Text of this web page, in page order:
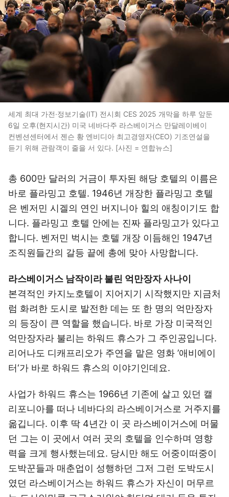
세계 최대 가전·정보기술(IT) 전시회 CES 2025 개막을 하루 앞둔
6일 오후(현지시간) 미국 네바다주 라스베이거스 만달레이베이
컨벤션센터에서 젠슨 황 엔비디아 최고경영자(CEO) 기조연설을
듣기 위해 관람객이 줄을 서 있다. [사진 = 연합뉴스]
총 600만 달러의 거금이 투자된 해당 호텔의 이름은
바로 플라밍고 호텔. 1946년 개장한 플라밍고 호텔
은 벤저민 시겔의 연인 버지니아 힐의 애칭이기도 합
니다. 플라밍고 호텔 안에는 진짜 플라밍고가 있다고
합니다. 벤저민 벅시는 호텔 개장 이듬해인 1947년
조직원들간의 갈등 끝에 총에 맞아 사망합니다.
라스베이거스 남작이라 불린 억만장자 사나이
본격적인 카지노호텔이 지어지기 시작했지만 지금처
럼 화려한 도시로 발전한 데는 또 한 명의 억만장자
의 등장이 큰 역할을 했습니다. 바로 가장 미국적인
억만장자라 불리는 하워드 휴스가 그 주인공입니다.
리어나도 디캐프리오가 주연을 맡은 영화 ’애비에이
터‘가 바로 하워드 휴스의 이야기인데요.
사업가 하워드 휴스는 1966년 기존에 살고 있던 캘
리포니아를 떠나 네바다의 라스베이거스로 거주지를
옮깁니다. 이후 딱 4년간 이 곳 라스베이거스에 머물
던 그는 이 곳에서 여러 곳의 호텔을 인수하며 영향
력을 크게 행사했는데요. 당시만 해도 어중이떠중이
도박꾼들과 매춘업이 성행하던 그저 그런 도박도시
였던 라스베이거스는 하워드 휴스가 자신이 머무르